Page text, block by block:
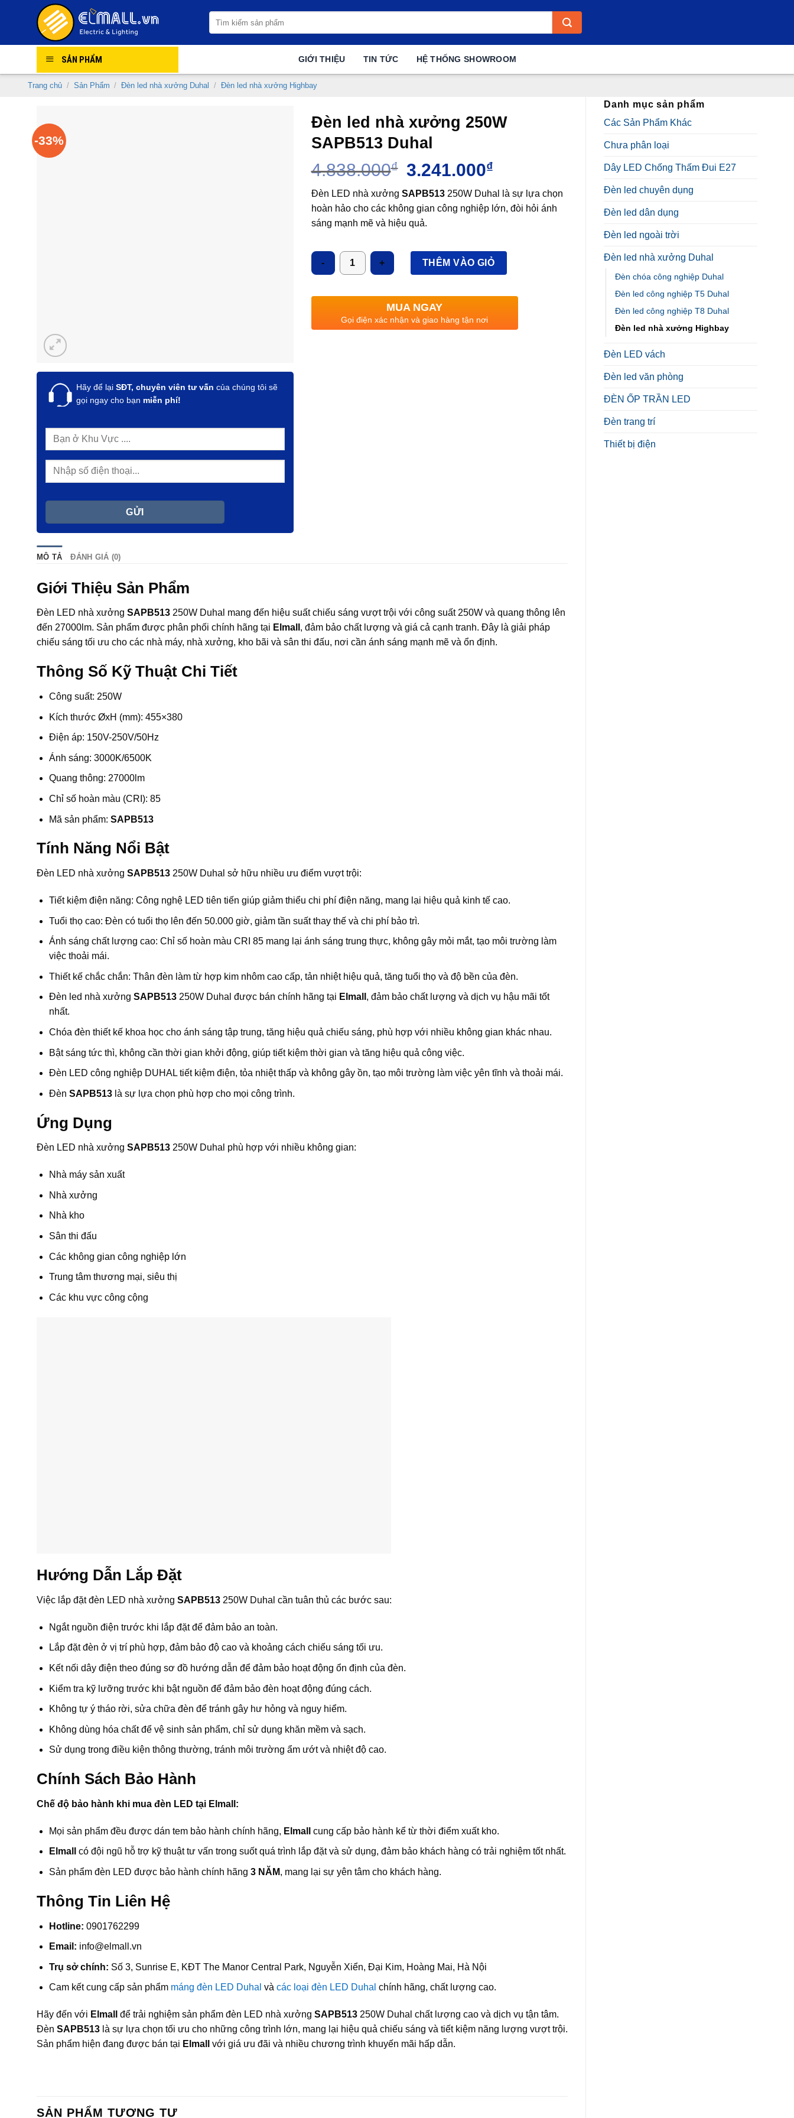
kiếm:
SẢN PHẨM GIỚI THIỆU TIN TỨC HỆ THỐNG SHOWROOM
Trang chủ / Sản Phẩm / Đèn led nhà xưởng Duhal / Đèn led nhà xưởng Highbay
Danh mục sản phẩm
Các Sản Phẩm Khác
Chưa phân loại
Dây LED Chống Thấm Đui E27
Đèn led chuyên dụng
Đèn led dân dụng
Đèn led ngoài trời
Đèn led nhà xưởng Duhal
Đèn chóa công nghiệp Duhal
Đèn led công nghiệp T5 Duhal
Đèn led công nghiệp T8 Duhal
Đèn led nhà xưởng Highbay
Đèn LED vách
Đèn led văn phòng
ĐÈN ỐP TRẦN LED
Đèn trang trí
Thiết bị điện
-33%
Hãy để lại SĐT, chuyên viên tư vấn của chúng tôi sẽ
gọi ngay cho bạn miễn phí!
Đèn led nhà xưởng 250W
SAPB513 Duhal
4.838.000₫
Giá
gốc
là:
4.838.000₫.
3.241.000₫Giá
tại
là:
Đèn LED nhà xưởng SAPB513250W Duhal là sự lựa chọn
hoàn hảo cho các không gian công nghiệp lớn, đòi hỏi ánh
sáng mạnh mẽ và hiệu quả.
Số lượng
THÊM VÀO GIỎ
MUA NGAY
Gọi điện xác nhận và giao hàng tận nơi
MÔ TẢ ĐÁNH GIÁ (0)
Giới Thiệu Sản Phẩm
Đèn LED nhà xưởng SAPB513 250W Duhal mang đến hiệu suất chiếu sáng vượt trội với công suất 250W và quang thông lên
đến 27000lm. Sản phẩm được phân phối chính hãng tại Elmall , đảm bảo chất lượng và giá cả cạnh tranh. Đây là giải pháp
chiếu sáng tối ưu cho các nhà máy, nhà xưởng, kho bãi và sân thi đấu, nơi cần ánh sáng mạnh mẽ và ổn định.
Thông Số Kỹ Thuật Chi Tiết
Công suất: 250W
Kích thước ØxH (mm): 455×380
Điện áp: 150V-250V/50Hz
Ánh sáng: 3000K/6500K
Quang thông: 27000lm
Chỉ số hoàn màu (CRI): 85
Mã sản phẩm: SAPB513
Tính Năng Nổi Bật
Đèn LED nhà xưởng SAPB513 250W Duhal sở hữu nhiều ưu điểm vượt trội:
Tiết kiệm điện năng: Công nghệ LED tiên tiến giúp giảm thiểu chi phí điện năng, mang lại hiệu quả kinh tế cao.
Tuổi thọ cao: Đèn có tuổi thọ lên đến 50.000 giờ, giảm tần suất thay thế và chi phí bảo trì.
Ánh sáng chất lượng cao: Chỉ số hoàn màu CRI 85 mang lại ánh sáng trung thực, không gây mỏi mắt, tạo môi trường làm
việc thoải mái.
Thiết kế chắc chắn: Thân đèn làm từ hợp kim nhôm cao cấp, tản nhiệt hiệu quả, tăng tuổi thọ và độ bền của đèn.
Đèn led nhà xưởng SAPB513250W Duhal được bán chính hãng tại Elmall , đảm bảo chất lượng và dịch vụ hậu mãi tốt
nhất.
Chóa đèn thiết kế khoa học cho ánh sáng tập trung, tăng hiệu quả chiếu sáng, phù hợp với nhiều không gian khác nhau.
Bật sáng tức thì, không cần thời gian khởi động, giúp tiết kiệm thời gian và tăng hiệu quả công việc.
Đèn LED công nghiệp DUHAL tiết kiệm điện, tỏa nhiệt thấp và không gây ồn, tạo môi trường làm việc yên tĩnh và thoải mái.
Đèn SAPB513là sự lựa chọn phù hợp cho mọi công trình.
Ứng Dụng
Đèn LED nhà xưởng SAPB513 250W Duhal phù hợp với nhiều không gian:
Nhà máy sản xuất
Nhà xưởng
Nhà kho
Sân thi đấu
Các không gian công nghiệp lớn
Trung tâm thương mại, siêu thị
Các khu vực công cộng
Hướng Dẫn Lắp Đặt
Việc lắp đặt đèn LED nhà xưởng SAPB513 250W Duhal cần tuân thủ các bước sau:
Ngắt nguồn điện trước khi lắp đặt để đảm bảo an toàn.
Lắp đặt đèn ở vị trí phù hợp, đảm bảo độ cao và khoảng cách chiếu sáng tối ưu.
Kết nối dây điện theo đúng sơ đồ hướng dẫn để đảm bảo hoạt động ổn định của đèn.
Kiểm tra kỹ lưỡng trước khi bật nguồn để đảm bảo đèn hoạt động đúng cách.
Không tự ý tháo rời, sửa chữa đèn để tránh gây hư hỏng và nguy hiểm.
Không dùng hóa chất để vệ sinh sản phẩm, chỉ sử dụng khăn mềm và sạch.
Sử dụng trong điều kiện thông thường, tránh môi trường ẩm ướt và nhiệt độ cao.
Chính Sách Bảo Hành
Chế độ bảo hành khi mua đèn LED tại Elmall:
Mọi sản phẩm đều được dán tem bảo hành chính hãng, Elmall cung cấp bảo hành kể từ thời điểm xuất kho.
Elmall có đội ngũ hỗ trợ kỹ thuật tư vấn trong suốt quá trình lắp đặt và sử dụng, đảm bảo khách hàng có trải nghiệm tốt nhất.
Sản phẩm đèn LED được bảo hành chính hãng 3 NĂM, mang lại sự yên tâm cho khách hàng.
Thông Tin Liên Hệ
Hotline: 0901762299
Email: info@elmall.vn
Trụ sở chính: Số 3, Sunrise E, KĐT The Manor Central Park, Nguyễn Xiển, Đại Kim, Hoàng Mai, Hà Nội
Cam kết cung cấp sản phẩm máng đèn LED Duhal và các loại đèn LED Duhal chính hãng, chất lượng cao.
Hãy đến với Elmall để trải nghiệm sản phẩm đèn LED nhà xưởng SAPB513 250W Duhal chất lượng cao và dịch vụ tận tâm.
Đèn SAPB513 là sự lựa chọn tối ưu cho những công trình lớn, mang lại hiệu quả chiếu sáng và tiết kiệm năng lượng vượt trội.
Sản phẩm hiện đang được bán tại Elmall với giá ưu đãi và nhiều chương trình khuyến mãi hấp dẫn.
SẢN PHẨM TƯƠNG TỰ